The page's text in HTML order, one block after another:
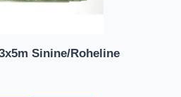
Sinine/Roheline